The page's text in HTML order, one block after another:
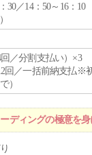
30／14：50～16：10
回／分割支払い）×3
回／一括前納支払※
）
ディングの極意を身